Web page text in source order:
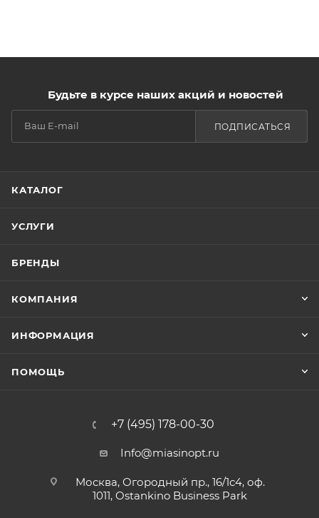
Будьте в курсе наших акций и новостей
ПОДПИСАТЬСЯ
КАТАЛОГ
УСЛУГИ
БРЕНДЫ
КОМПАНИЯ
ИНФОРМАЦИЯ
ПОМОЩЬ
+7 (495) 178-00-30
Info@miasinopt.ru
Москва, Огородный пр., 16/1с4, оф.
1011, Ostankino Business Park